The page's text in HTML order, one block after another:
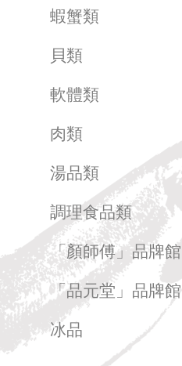
蝦蟹類
貝類
軟體類
肉類
湯品類
調理食品類
「顏師傅」品牌館
「品元堂」品牌館
冰品